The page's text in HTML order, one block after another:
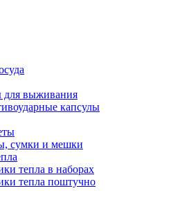
для выживания
капсулы
сумки и мешки
тепла в наборах
тепла поштучно